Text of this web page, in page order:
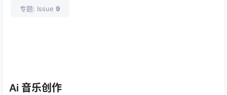
专题: Issue 9
Ai 音乐创作